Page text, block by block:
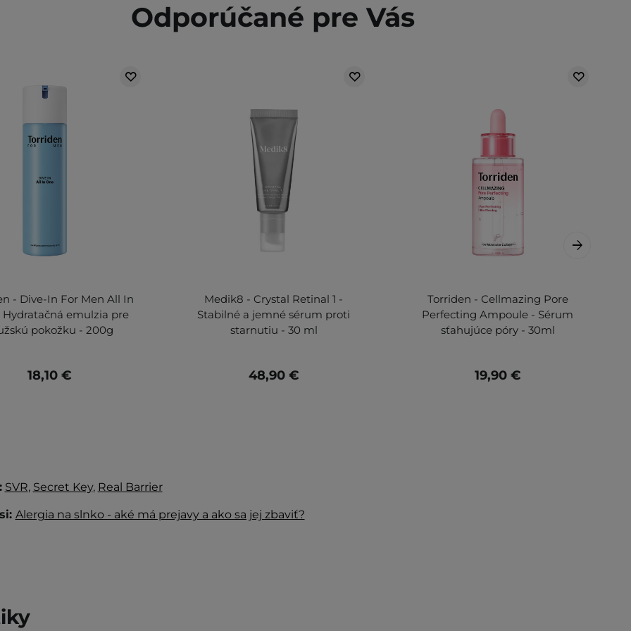
Odporúčané pre Vás
- Dive-In For Men All In
Hydratačná emulzia pre
pokožku - 200g
18,10 €
Medik8 - Crystal Retinal 1 -
Stabilné a jemné sérum proti
starnutiu - 30 ml
48,90 €
Torriden - Cellmazing Pore
Perfecting Ampoule - Sérum
sťahujúce póry - 30ml
19,90 €
SVR, Secret Key, Real Barrier
Alergia na slnko - aké má prejavy a ako sa jej zbaviť?